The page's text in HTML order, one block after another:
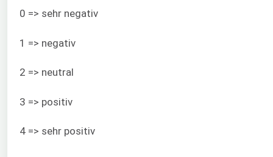
0 => sehr negativ
1 => negativ
2 => neutral
3 => positiv
4 => sehr positiv